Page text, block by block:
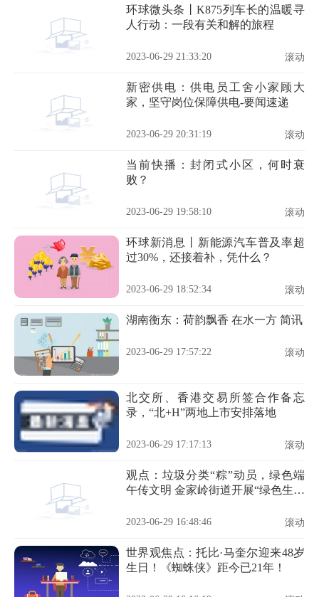
环球微头条丨K875列车长的温暖寻
人行动：一段有关和解的旅程
2023-06-29 21:33:20 滚动
新密供电：供电员工舍小家顾大
家，坚守岗位保障供电-要闻速递
2023-06-29 20:31:19 滚动
当前快播：封闭式小区，何时衰
败？
2023-06-29 19:58:10 滚动
环球新消息丨新能源汽车普及率超
过30%，还接着补，凭什么？
2023-06-29 18:52:34 滚动
湖南衡东：荷韵飘香 在水一方 简讯
2023-06-29 17:57:22 滚动
北交所、香港交易所签合作备忘
录，“北+H”两地上市安排落地
2023-06-29 17:17:13 滚动
观点：垃圾分类“粽”动员，绿色端
午传文明 金家岭街道开展“绿色生活
2023-06-29 16:48:46 滚动
世界观焦点：托比·马奎尔迎来48岁
生日！《蜘蛛侠》距今已21年！